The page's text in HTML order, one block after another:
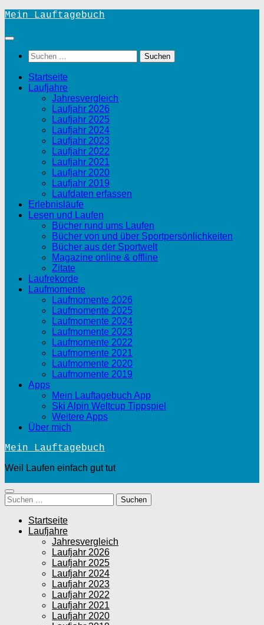
Unter
Inhalt
Mein Lauftagebuch
Suchen
nach:
Startseite
Laufjahre
Jahresvergleich
Laufjahr 2026
Laufjahr 2025
Laufjahr 2024
Laufjahr 2023
Laufjahr 2022
Laufjahr 2021
Laufjahr 2020
Laufjahr 2019
Laufdaten erfassen
Erlebnisläufe
Lesen und Laufen
Bücher rund ums Laufen
Bücher von und über Sportpersönlichkeiten
Bücher aus der Sportwelt
Magazine online & offline
Zitate
Laufrekorde
Laufmomente
Laufmomente 2026
Laufmomente 2025
Laufmomente 2024
Laufmomente 2023
Laufmomente 2022
Laufmomente 2021
Laufmomente 2020
Laufmomente 2019
Apps
Mein Lauftagebuch App
Ski Alpin Weltcup Tippspiel
Weitere Apps
Über mich
Mein Lauftagebuch
Weil Laufen einfach gut tut
Suchen
nach:
Startseite
Laufjahre
Jahresvergleich
Laufjahr 2026
Laufjahr 2025
Laufjahr 2024
Laufjahr 2023
Laufjahr 2022
Laufjahr 2021
Laufjahr 2020